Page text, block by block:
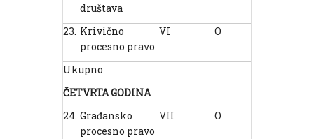
društava
23. Krivično
procesno pravo
VI O
Ukupno
ČETVRTA GODINA
24. Građansko
procesno pravo
VII O